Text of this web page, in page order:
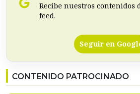
Recibe nuestros contenidos
feed.
Seguir en
CONTENIDO PATROCINADO